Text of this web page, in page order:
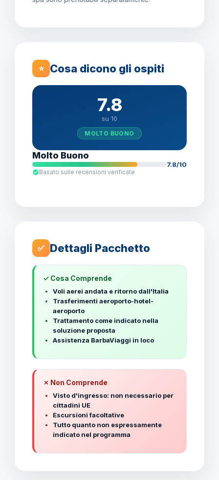
⭐ Cosa dicono gli ospiti
7.8
su 10
MOLTO BUONO
Molto Buono
7.8/10
Basato sulle recensioni verificate
✅ Dettagli Pacchetto
✓ Cosa Comprende
Voli aerei andata e ritorno dall'Italia
Trasferimenti aeroporto-hotel-
aeroporto
Trattamento come indicato nella
soluzione proposta
Assistenza BarbaViaggi in loco
✗ Non Comprende
Visto d'ingresso: non necessario per
cittadini UE
Escursioni facoltative
Tutto quanto non espressamente
indicato nel programma